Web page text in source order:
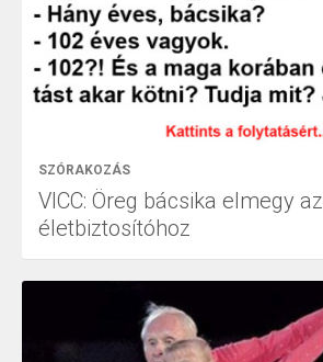
SZÓRAKOZÁS
VICC: Öreg bácsika elmegy az
életbiztosítóhoz